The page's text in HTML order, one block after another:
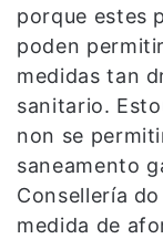
porque estes
poden
medidas tan
sanitario.
non se
saneamento
Consellería
medida de